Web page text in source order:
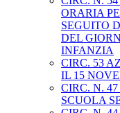
ORARIA
SEGUITO
DEL
INFANZIA
CIRC. 53
IL 15
CIRC. N.
SCUOLA